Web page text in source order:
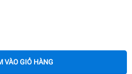
VÀO GIỎ HÀNG